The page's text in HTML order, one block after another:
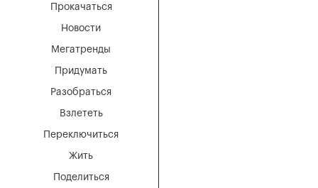
Мегатренды
Придумать
Разобраться
Взлететь
Новости
Переключиться
Жить
Поделиться
Прокачаться